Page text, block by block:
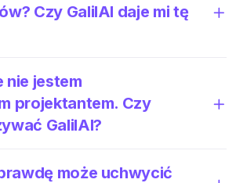
Czy GalilAI daje mi tę
nie jestem
projektantem. Czy
GalilAI?
może uchwycić